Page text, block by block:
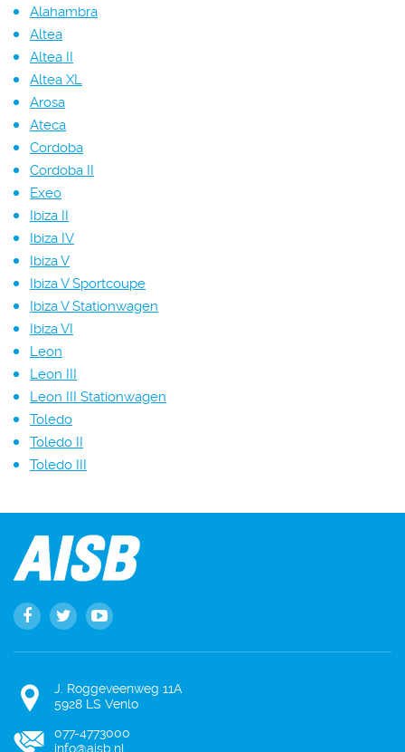
Alahambra
Altea
Altea II
Altea XL
Arosa
Ateca
Cordoba
Cordoba II
Exeo
Ibiza II
Ibiza IV
Ibiza V
Ibiza V Sportcoupe
Ibiza V Stationwagen
Ibiza VI
Leon
Leon III
Leon III Stationwagen
Toledo
Toledo II
Toledo III
J. Roggeveenweg 11A
5928 LS Venlo
077-4773000
info@aisb.nl